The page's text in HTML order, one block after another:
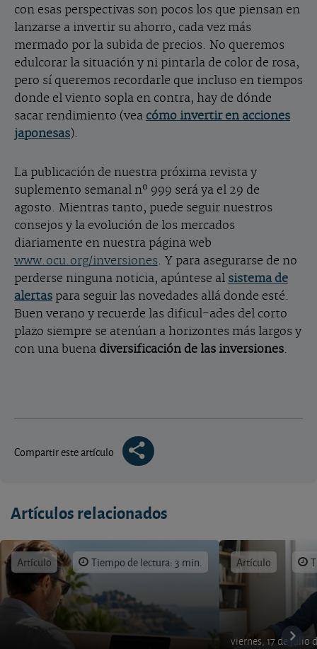
con esas perspectivas son pocos los que piensan en
lanzarse a invertir su ahorro, cada vez más
mermado por la subida de precios. No queremos
edulcorar la situación y ni pintarla de color de rosa,
pero sí queremos recordarle que incluso en tiempos
donde el viento sopla en contra, hay de dónde
sacar rendimiento (vea cómo invertir en acciones
japonesas).
La publicación de nuestra próxima revista y
suplemento semanal nº 999 será ya el 29 de
agosto. Mientras tanto, puede seguir nuestros
consejos y la evolución de los mercados
diariamente en nuestra página web
www.ocu.org/inversiones. Y para asegurarse de no
perderse ninguna noticia, apúntese al sistema de
alertas para seguir las novedades allá donde esté.
Buen verano y recuerde las dificul-ades del corto
plazo siempre se atenúan a horizontes más largos y
con una buena diversificación de las inversiones.
Compartir este artículo
Artículos relacionados
Artículo Tiempo de lectura: 3 min. Artículo
viernes, 17 de julio